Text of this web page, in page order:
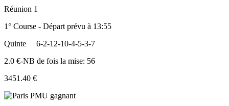
Réunion 1
1° Course - Départ prévu à 13:55
Quinte
6-2-12-10-4-5-3-7
2.0 €-NB de fois la mise: 56
3451.40 €